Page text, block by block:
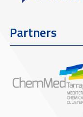
Partners